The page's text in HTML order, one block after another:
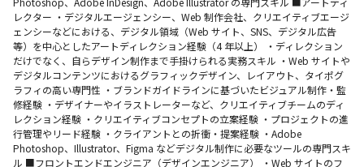
レクター ・デジタルエージェンシー、Web 制作会社、クリエイティブエージ
ェンシーなどにおける、デジタル領域（Web サイト、SNS、デジタル広告
等）を中心としたアートディレクション経験（4 年以上） ・ディレクション
だけでなく、自らデザイン制作まで手掛けられる実務スキル ・Web サイトや
デジタルコンテンツにおけるグラフィックデザイン、レイアウト、タイポグ
ラフィの高い専門性 ・ブランドガイドラインに基づいたビジュアル制作・監
修経験 ・デザイナーやイラストレーターなど、クリエイティブチームのディ
レクション経験 ・クリエイティブコンセプトの立案経験 ・プロジェクトの進
行管理やリード経験 ・クライアントとの折衝・提案経験 ・Adobe
Photoshop、Illustrator、Figma などデジタル制作に必要なツールの専門スキ
ル ■フロントエンドエンジニア（デザインエンジニア） ・Web サイトのフ